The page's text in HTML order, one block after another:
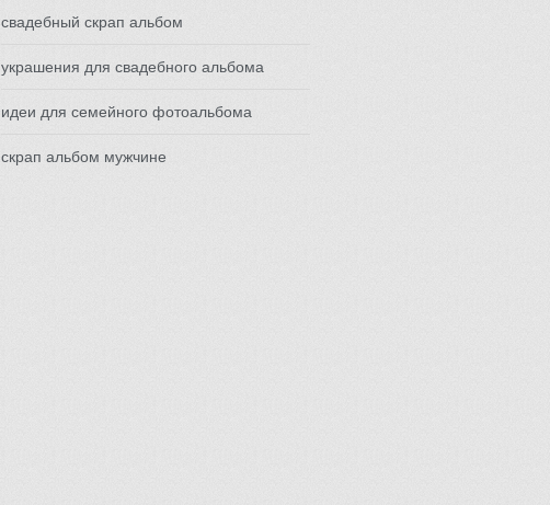
свадебный скрап альбом
украшения для свадебного альбома
идеи для семейного фотоальбома
скрап альбом мужчине